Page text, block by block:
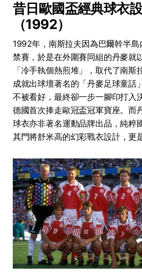
昔日歐國盃經典球衣
（1992）
1992年，南斯拉夫因為巴爾幹半
禁賽，於是在外圍賽同組的丹麥就
「冷手執個熱煎堆」，取代了南斯
成就出球壇著名的「丹麥足球童話
不被看好，最終卻一步一腳印打入
德國首次捧走歐冠盃冠軍寶座。而
球衣亦非著名運動品牌出品，純粹
其門將舒米高的幻彩戰衣設計，更